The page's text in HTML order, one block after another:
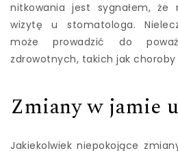
nitkowania jest sygnałem,
wizytę u stomatologa.
może prowadzić do
zdrowotnych, takich jak
Zmiany w jamie
Jakiekolwiek niepokojące